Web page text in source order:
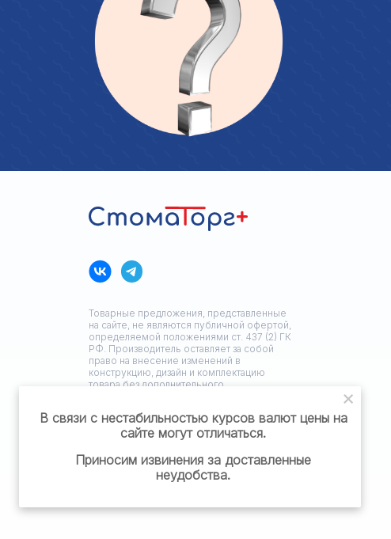
Товарные предложения, представленные
на сайте, не являются публичной офертой,
определяемой положениями ст. 437 (2) ГК
РФ. Производитель оставляет за собой
право на внесение изменений в
конструкцию, дизайн и комплектацию
товара без дополнительного
Политика конфиденциальности
Разработка сайта: ЗЕДстудия
В связи с нестабильностью курсов валют цены на
сайте могут отличаться.
Приносим извинения за доставленные
неудобства.